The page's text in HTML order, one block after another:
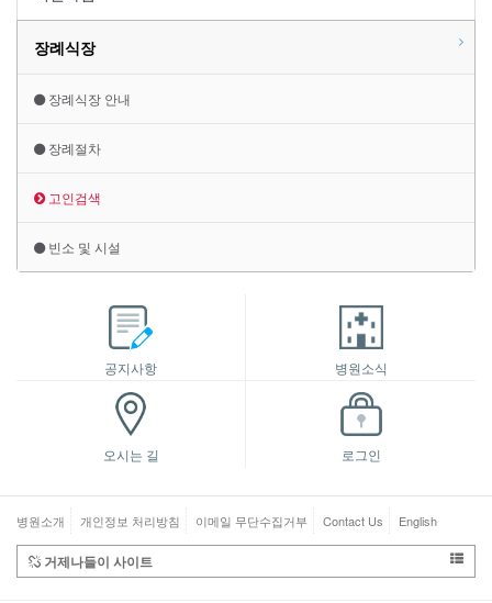
장례식장
장례식장 안내
장례절차
고인검색
빈소 및 시설
공지사항 병원소식
오시는 길 로그인
병원소개 개인정보 처리방침 이메일 무단수집거부 Contact Us English
거제나들이 사이트